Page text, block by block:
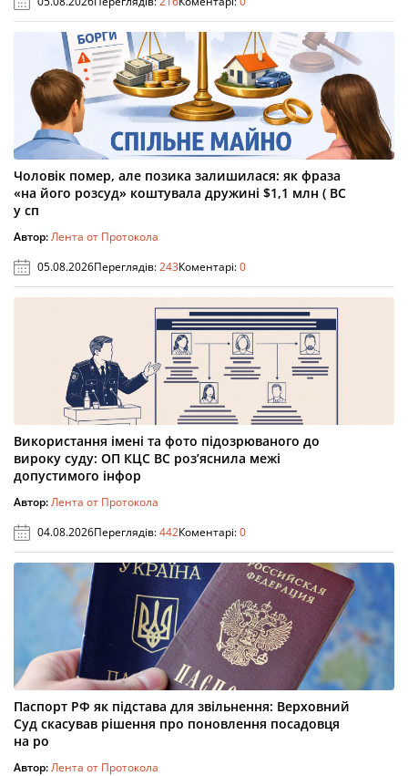
Чоловік помер, але позика залишилася: як фраза
«на його розсуд» коштувала дружині $1,1 млн ( ВС
у сп
Автор:Лента от Протокола
05.08.2026Переглядів:243Коментарі:0
Використання імені та фото підозрюваного до
вироку суду: ОП КЦС ВС роз’яснила межі
допустимого інфор
Автор:Лента от Протокола
04.08.2026Переглядів:442Коментарі:0
Паспорт РФ як підстава для звільнення: Верховний
Суд скасував рішення про поновлення посадовця
на ро
Автор:Лента от Протокола